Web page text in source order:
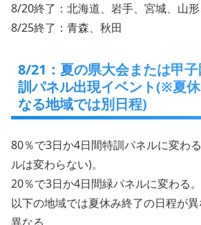
8/20終了：北海道、岩手、宮城、山
8/25終了：青森、秋田
8/21：夏の県大会または甲
訓パネル出現イベント(※夏
なる地域では別日程)
80％で3日か4日間特訓パネルに変わ
ルは変わらない)。
20％で3日か4日間緑パネルに変わる。
以下の地域では夏休み終了の日程が